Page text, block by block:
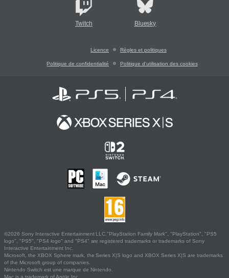
Twitch Bluesky
Licence Règles et politiques
Politique de confidentialité Politique d'utilisation des cookies
©2026 Sony Interactive Entertainment LLC."PlayStation Family Mark", "PlayStation", "PS5
logo", "PS5", "PS4 logo" and "PS4" are registered trademarks or trademarks of Sony
Interactive Entertainment Inc.
Microsoft, the XBOX Sphere mark, the Series X|S logo and XBOX Series X|S are trademarks
of the Microsoft group of companies.
Nintendo Switch est une marque de Nintendo.
Mac is a trademark of Apple Inc.